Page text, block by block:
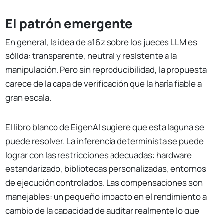
El patrón emergente
En general, la idea de a16z sobre los jueces LLM es
sólida: transparente, neutral y resistente a la
manipulación. Pero sin reproducibilidad, la propuesta
carece de la capa de verificación que la haría fiable a
gran escala.
El libro blanco de EigenAI sugiere que esta laguna se
puede resolver. La inferencia determinista se puede
lograr con las restricciones adecuadas: hardware
estandarizado, bibliotecas personalizadas, entornos
de ejecución controlados. Las compensaciones son
manejables: un pequeño impacto en el rendimiento a
cambio de la capacidad de auditar realmente lo que